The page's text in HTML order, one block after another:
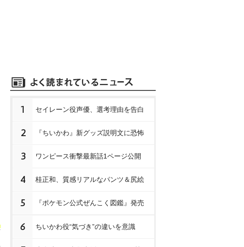
1 セイレーン役声優、選考理由を告白
2 『ちいかわ』新グッズ説明文に恐怖
3 ワンピース衝撃最新話1ページ公開
4 桂正和、質感リアルなパンツ＆尻絵
5 『ポケモン公式ぜんこく図鑑』発売
6 ちいかわ役“気づき”の違いを意識